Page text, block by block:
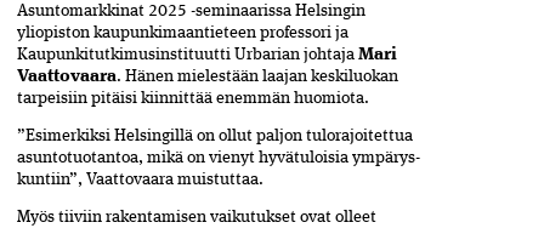
Asuntomarkkinat 2025 -seminaarissa Helsingin
yliopiston kaupunkimaantieteen professori ja
Kaupunkitutkimusinstituutti Urbarian johtaja Mari
Vaattovaara. Hänen mielestään laajan keskiluokan
tarpeisiin pitäisi kiinnittää enemmän huomiota.
”Esimerkiksi Helsingillä on ollut paljon tulorajoitettua
asuntotuotantoa, mikä­ on vienyt hyvätuloisia ympärys­
kuntiin”, Vaattovaara muistuttaa.
Myös tiiviin rakentamisen vaikutukset ovat olleet